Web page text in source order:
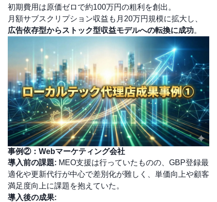
初期費用は原価ゼロで約100万円の粗利を創出。
月額サブスクリプション収益も月20万円規模に拡大し、
広告依存型からストック型収益モデルへの転換に成功。
事例②：Webマーケティング会社
導入前の課題: MEO支援は行っていたものの、GBP登録最
適化や更新代行が中心で差別化が難しく、単価向上や顧客
満足度向上に課題を抱えていた。
導入後の成果: